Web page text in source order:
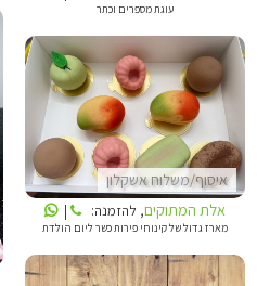
עוגת מספרים וכתר
איסוף/משלוח אשקלון
אלת המתוקים
אלת המתוקים, להזמנה: |
מארז גדול של קינוחי פירות כשר ליום הולדת